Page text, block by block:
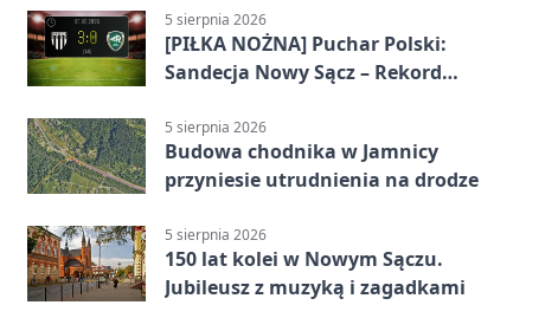
5 sierpnia 2026
[PIŁKA NOŻNA] Puchar Polski:
Sandecja Nowy Sącz – Rekord
5 sierpnia 2026
Budowa chodnika w Jamnicy
przyniesie utrudnienia na drodze
5 sierpnia 2026
150 lat kolei w Nowym Sączu.
Jubileusz z muzyką i zagadkami